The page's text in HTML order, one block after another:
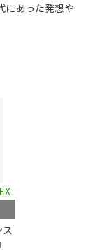
にあった発想や
ス